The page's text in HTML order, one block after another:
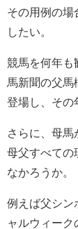
その用例の場
したい。
競馬を何年も
馬新聞の父馬
登場し、その
さらに、母馬
母父すべての
なかろうか。
例えば父シン
ャルウィー